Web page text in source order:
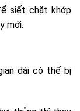
siết chặt khớp
mới.
dài có thể bị